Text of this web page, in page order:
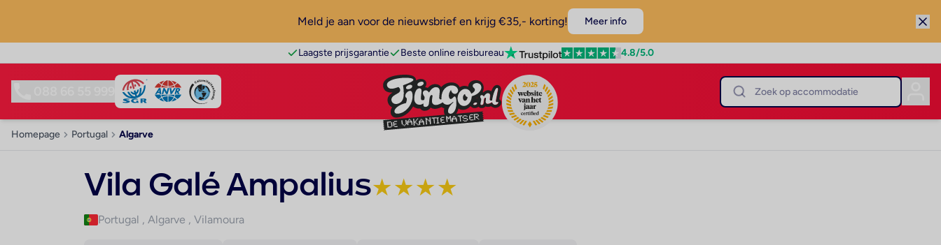
Meld je aan voor de nieuwsbrief en krijg €35,- korting! Meer info
Laagste prijsgarantie Beste online reisbureau 4.8/5.0
Homepage Portugal Algarve
Vila Galé Ampalius★★★★
Portugal , Algarve , Vilamoura